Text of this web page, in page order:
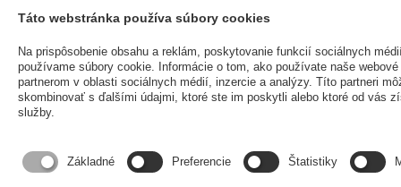
Táto webstránka používa súbory cookies
Na prispôsobenie obsahu a reklám, poskytovanie funkcií sociálnych
používame súbory cookie. Informácie o tom, ako používate naše
partnerom v oblasti sociálnych médií, inzercie a analýzy. Títo partneri
skombinovať s ďalšími údajmi, ktoré ste im poskytli alebo ktoré od vás
služby.
Základné Preferencie Štatistiky